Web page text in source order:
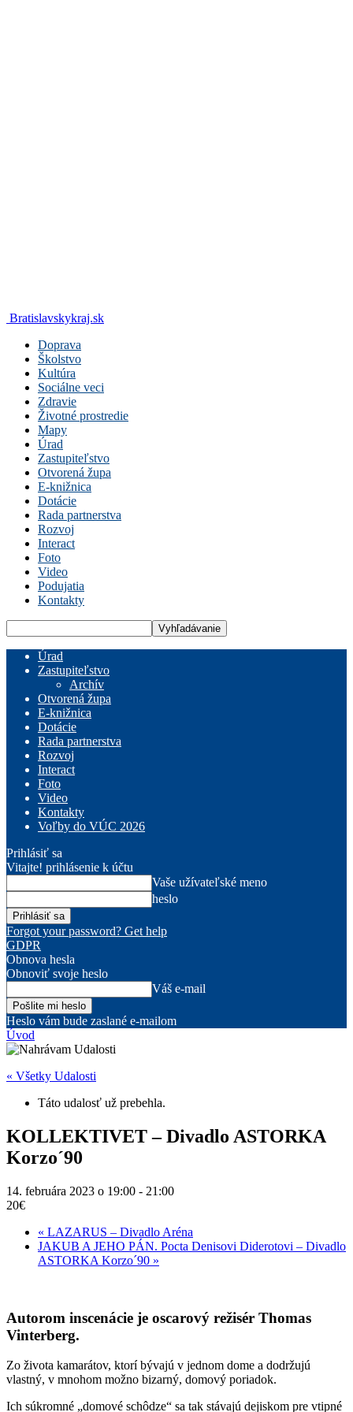
Bratislavskykraj.sk
Doprava
Školstvo
Kultúra
Sociálne veci
Zdravie
Životné prostredie
Mapy
Úrad
Zastupiteľstvo
Otvorená župa
E-knižnica
Dotácie
Rada partnerstva
Rozvoj
Interact
Foto
Video
Podujatia
Kontakty
Úrad
Zastupiteľstvo
Archív
Otvorená župa
E-knižnica
Dotácie
Rada partnerstva
Rozvoj
Interact
Foto
Video
Kontakty
Voľby do VÚC 2026
Prihlásiť sa
Vitajte! prihlásenie k účtu
Vaše užívateľské meno
heslo
Forgot your password? Get help
GDPR
Obnova hesla
Obnoviť svoje heslo
Váš e-mail
Heslo vám bude zaslané e-mailom
Úvod
« Všetky Udalosti
Táto udalosť už prebehla.
KOLLEKTIVET – Divadlo ASTORKA
Korzo´90
14. februára 2023 o 19:00 - 21:00
20€
« LAZARUS – Divadlo Aréna
JAKUB A JEHO PÁN. Pocta Denisovi Diderotovi – Divadlo
ASTORKA Korzo´90 »
Autorom inscenácie je oscarový režisér Thomas
Vinterberg.
Zo života kamarátov, ktorí bývajú v jednom dome a dodržujú
vlastný, v mnohom možno bizarný, domový poriadok.
Ich súkromné „domové schôdze“ sa tak stávajú dejiskom pre vtipné